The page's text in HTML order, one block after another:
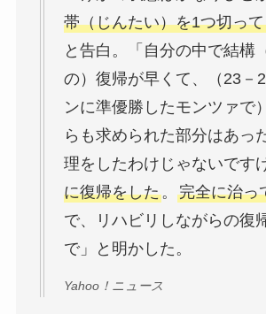
帯（じんたい）を1つ切っ
と告白。「自分の中で結構
の）復帰が早くて、（23－
ンに準優勝したモンツァで
らも求められた部分はあっ
理をしたわけじゃないです
に復帰をした。 完全に治っ
で、リハビリしながらの復
で」と明かした。
Yahoo！ニュース